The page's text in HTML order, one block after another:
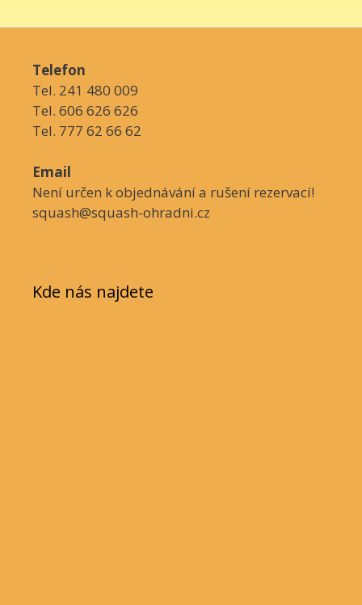
Telefon
Tel. 241 480 009
Tel. 606 626 626
Tel. 777 62 66 62
Email
Není určen k objednávání a rušení rezervací!
squash@squash-ohradni.cz
Kde nás najdete